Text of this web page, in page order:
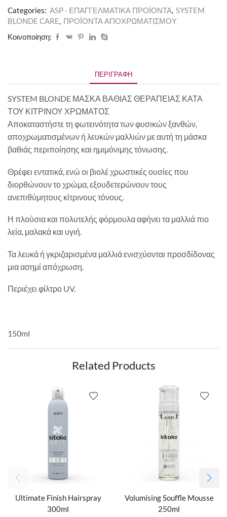
Categories: ASP - ΕΠΑΓΓΕΛΜΑΤΙΚΑ ΠΡΟΪΟΝΤΑ, SYSTEM
BLONDE CARE, ΠΡΟΪΟΝΤΑ ΑΠΟΧΡΩΜΑΤΙΣΜΟΥ
Κοινοποίηση:
ΠΕΡΙΓΡΑΦΉ
SYSTEM BLONDE ΜΑΣΚΑ ΒΑΘΙΑΣ ΘΕΡΑΠΕΙΑΣ ΚΑΤΑ
ΤΟΥ ΚΙΤΡΙΝΟΥ ΧΡΩΜΑΤΟΣ
Αποκαταστήστε τη φωτεινότητα των φυσικών ξανθών,
αποχρωματισμένων ή λευκών μαλλιών με αυτή τη μάσκα
βαθιάς περιποίησης και ημιμόνιμης τόνωσης.
Θρέφει εντατικά, ενώ οι βιολέ χρωστικές ουσίες που
διορθώνουν το χρώμα, εξουδετερώνουν τους
ανεπιθύμητους κίτρινους τόνους.
Η πλούσια και πολυτελής φόρμουλα αφήνει τα μαλλιά πιο
λεία, μαλακά και υγιή.
Τα λευκά ή γκριζαρισμένα μαλλιά ενισχύονται προσδίδονας
μια ασημί απόχρωση.
Περιέχει φίλτρο UV.
150ml
Related Products
Ultimate Finish Hairspray
300ml
Volumising Souffle Mousse
250ml